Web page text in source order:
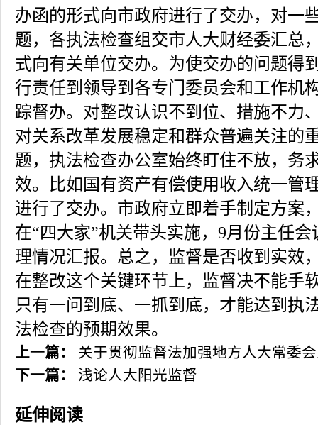
办函的形式向市政府进行了交办，对一
题，各执法检查组交市人大财经委汇总
式向有关单位交办。为使交办的问题得
行责任到领导到各专门委员会和工作机
踪督办。对整改认识不到位、措施不力
对关系改革发展稳定和群众普遍关注的
题，执法检查办公室始终盯住不放，务
效。比如国有资产有偿使用收入统一管
进行了交办。市政府立即着手制定方案
在“四大家”机关带头实施，9月份主任
理情况汇报。总之，监督是否收到实效
在整改这个关键环节上，监督决不能手
只有一问到底、一抓到底，才能达到执
法检查的预期效果。
上一篇：
关于贯彻监督法加强地方人大常委
下一篇：
浅论人大阳光监督
延伸阅读